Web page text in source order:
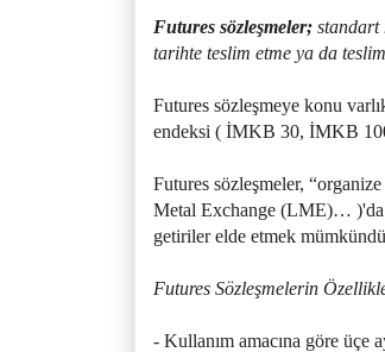
Futures sözleşmeler; standart
tarihte teslim etme ya da
Futures sözleşmeye konu
endeksi ( İMKB 30, İMKB
Futures sözleşmeler,
Metal Exchange (LME)… )'da
getiriler elde etmek
Futures Sözleşmelerin
- Kullanım amacına göre üçe